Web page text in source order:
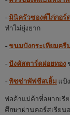
- มินิครัวซองต์ไก่กอร์
ทำไม่ยุ่งยาก
-ขนมปังกระเทียมครี
- ปังคัสตาร์ดฝอยทอง
-พิซซ่าพัฟชีสเยิ้ม แป้
พ่อค้าแม่ค้าที่อยากเรี
ศึกษาผ่านคอร์สเรียน
We